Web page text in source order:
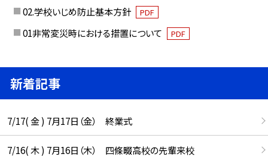
02.学校いじめ防止基本方針 PDF
01非常変災時における措置について PDF
新着記事
7/17( 金 ) 7月17日（金） 終業式
7/16( 木 ) 7月16日（木） 四條畷高校の先輩来校